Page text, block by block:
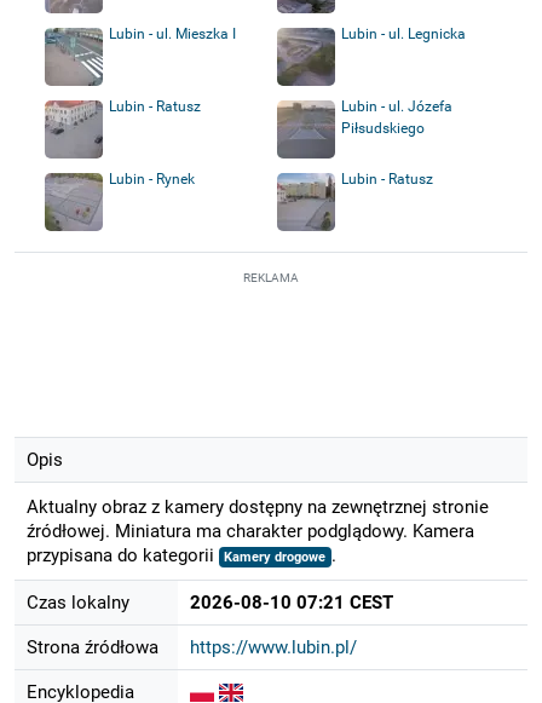
Lubin - ul. Mieszka I Lubin - ul. Legnicka
Lubin - Ratusz
Lubin - ul. Józefa
Piłsudskiego
Lubin - Rynek Lubin - Ratusz
REKLAMA
Opis
Aktualny obraz z kamery dostępny na zewnętrznej stronie
źródłowej. Miniatura ma charakter podglądowy. Kamera
przypisana do kategorii
Kamery drogowe .
Czas lokalny 2026-08-10 07:21 CEST
Strona źródłowa https://www.lubin.pl/
Encyklopedia